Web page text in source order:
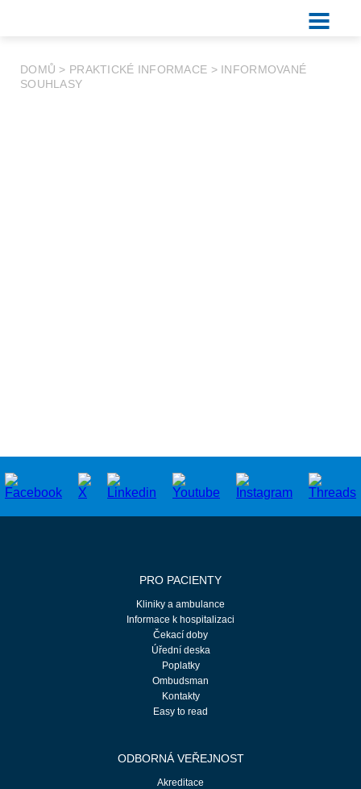
DOMŮ > PRAKTICKÉ INFORMACE > INFORMOVANÉ
SOUHLASY
PRO PACIENTY
Kliniky a ambulance
Informace k hospitalizaci
Čekací doby
Úřední deska
Poplatky
Ombudsman
Kontakty
Easy to read
ODBORNÁ VEŘEJNOST
Akreditace